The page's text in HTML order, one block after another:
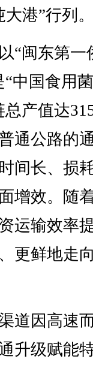
大港”行列
闽东第一
“中国食用
产值达
通公路的
间长、损
增效。随
运输效率
更鲜地走
因高速
升级赋能